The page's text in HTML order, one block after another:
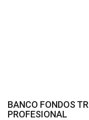
BANCO FONDOS
PROFESIONAL